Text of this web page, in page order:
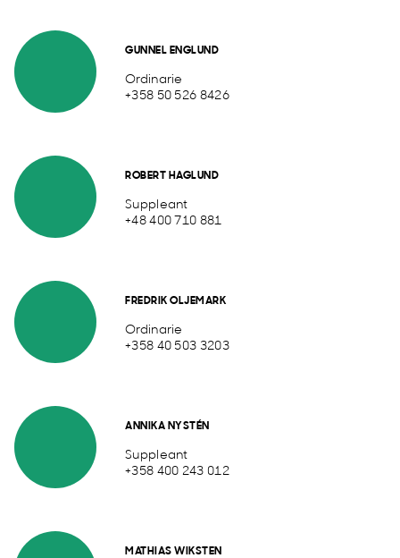
GUNNEL ENGLUND
Ordinarie
+358 50 526 8426
ROBERT HAGLUND
Suppleant
+48 400 710 881
FREDRIK OLJEMARK
Ordinarie
+358 40 503 3203
ANNIKA NYSTÉN
Suppleant
+358 400 243 012
MATHIAS WIKSTEN